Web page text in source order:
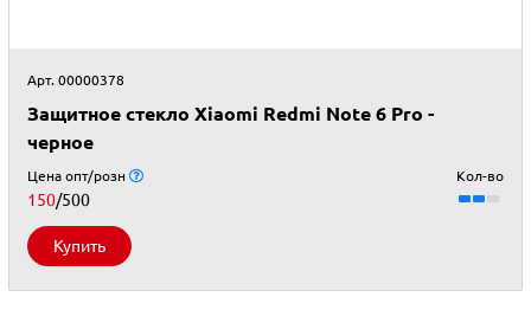
Арт. 00000378
Защитное стекло Xiaomi Redmi Note 6 Pro -
черное
Цена опт/розн
150/500
Кол-во
Купить